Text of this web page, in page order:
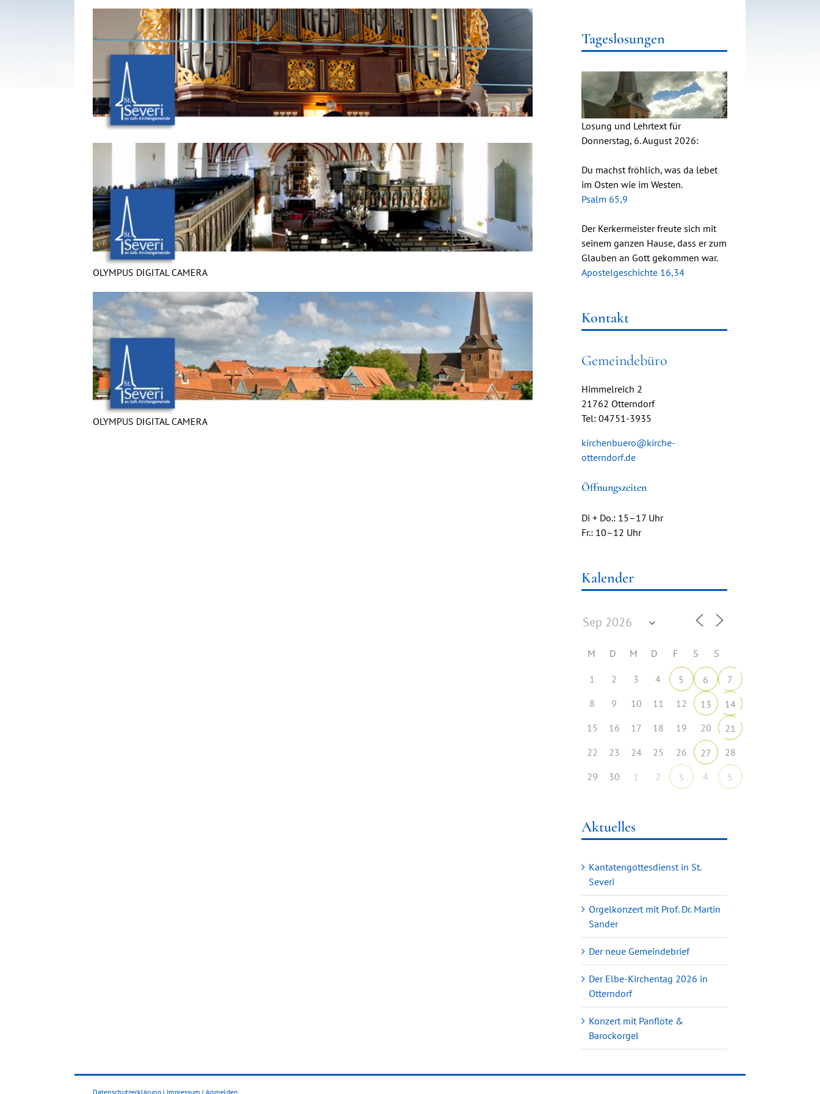
OLYMPUS DIGITAL CAMERA
OLYMPUS DIGITAL CAMERA
Tageslosungen
Losung und Lehrtext für
Donnerstag, 6. August 2026:
Du machst fröhlich, was da lebet
im Osten wie im Westen.
Psalm 65,9
Der Kerkermeister freute sich mit
seinem ganzen Hause, dass er zum
Glauben an Gott gekommen war.
Apostelgeschichte 16,34
Kontakt
Gemeindebüro
Himmelreich 2
21762 Otterndorf
Tel: 04751-3935
kirchenbuero@kirche-
otterndorf.de
Öffnungszeiten
Di + Do.: 15–17 Uhr
Fr.: 10–12 Uhr
Kalender
M D M D F S S
1 2 3 4 5 6
7
8
9 10 11 12 13
14
15
16 17 18 19 20
21
22
23 24 25 26 27
28
29
30 1 2 3 4 5
Aktuelles
Kantatengottesdienst in St.
Severi
Orgelkonzert mit Prof. Dr. Martin
Sander
Der neue Gemeindebrief
Der Elbe-Kirchentag 2026 in
Otterndorf
Konzert mit Panflöte &
Barockorgel
Datenschutzerklärung | Impressum | Anmelden